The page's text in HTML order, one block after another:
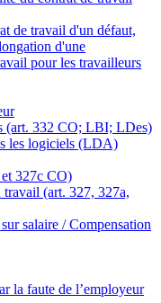
de travail d'un défaut,
d'une
pour les travailleurs
(art. 332 CO; LBI; LDes)
les logiciels (LDA)
327c CO)
travail (art. 327, 327a,
salaire / Compensation
la faute de l’employeur